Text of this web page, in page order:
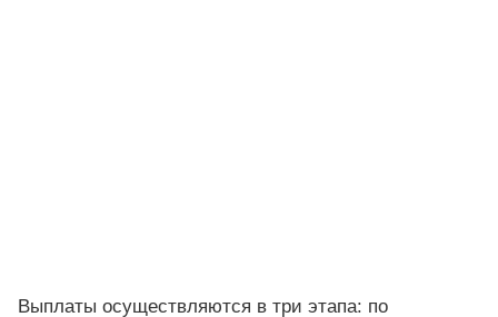
Выплаты осуществляются в три этапа: по